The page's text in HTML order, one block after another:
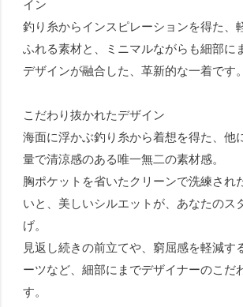
イン
釣り糸からインスピレーションを得た、
ふれる素材と、ミニマルながらも細部に
デザインが融合した、革新的な一着です。
こだわり抜かれたデザイン
海面に浮かぶ釣り糸から着想を得た、他
量で清涼感のある唯一無二の素材感。
胸ポケットを省いたクリーンで洗練され
いと、美しいシルエットが、あなたのス
げ。
見返し続きの前立てや、窮屈感を軽減す
ーツなど、細部にまでデザイナーのこだ
す。